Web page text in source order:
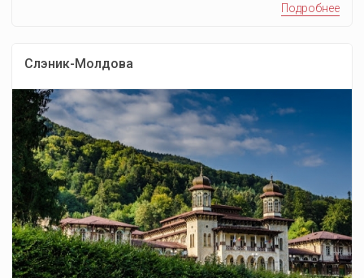
Подробнее
Слэник-Молдова